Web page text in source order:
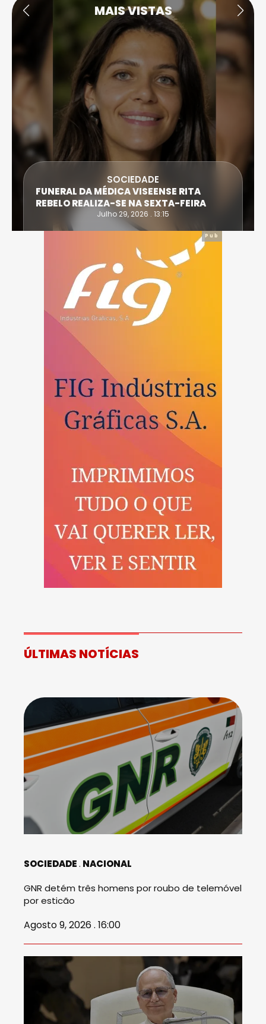
MAIS VISTAS
SOCIEDADE
FUNERAL DA MÉDICA VISEENSE RITA
REBELO REALIZA-SE NA SEXTA-FEIRA
Julho 29, 2026 . 13:15
Pub
ÚLTIMAS NOTÍCIAS
SOCIEDADE NACIONAL
GNR detém três homens por roubo de telemóvel
por esticão
Agosto 9, 2026 . 16:00